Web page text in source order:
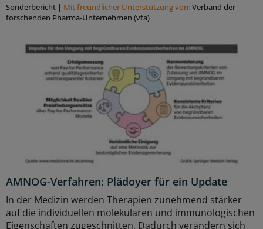
Sonderbericht | Mit freundlicher Unterstützung von:Verband der
forschenden Pharma-Unternehmen (vfa)
AMNOG-Verfahren: Plädoyer für ein Update
In der Medizin werden Therapien zunehmend stärker
auf die individuellen molekularen und immunologischen
Eigenschaften zugeschnitten. Dadurch verändern sich